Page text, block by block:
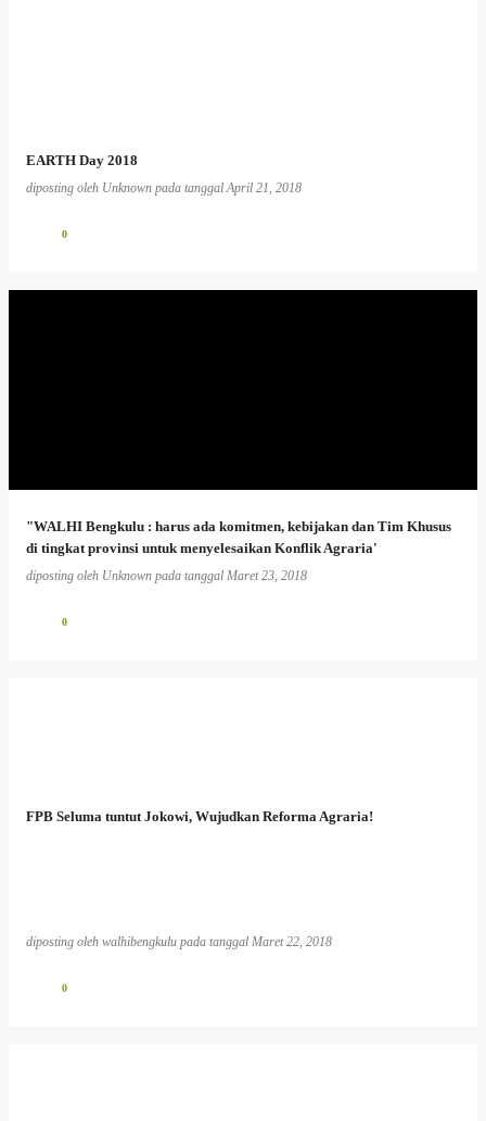
EARTH Day 2018
diposting oleh Unknown pada tanggalApril 21, 2018
0
"WALHI Bengkulu : harus ada komitmen, kebijakan dan Tim Khusus
di tingkat provinsi untuk menyelesaikan Konflik Agraria'
diposting oleh Unknown pada tanggal Maret 23, 2018
0
FPB Seluma tuntut Jokowi, Wujudkan Reforma Agraria!
diposting oleh walhibengkulu pada tanggal Maret 22, 2018
0